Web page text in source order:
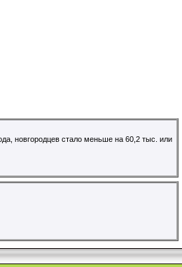
новгородцев стало меньше на 60,2 тыс. или